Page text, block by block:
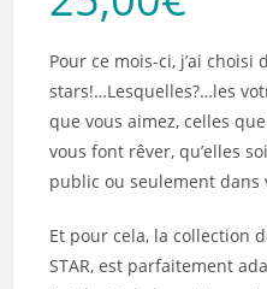
Pour ce mois-ci, j’ai choisi
stars!…Lesquelles?…les
que vous aimez, celles
vous font rêver, qu’elles
public ou seulement dans
Et pour cela, la collection
STAR, est parfaitement